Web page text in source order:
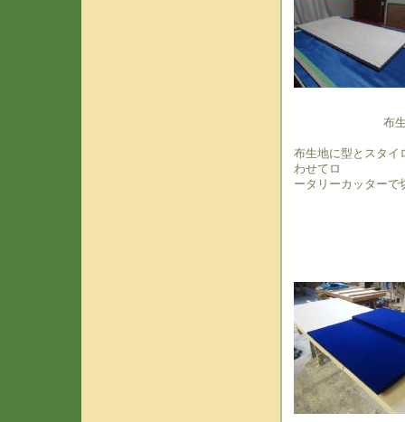
布
布生地に型とスタイ
わせてロ
ータリーカッターで